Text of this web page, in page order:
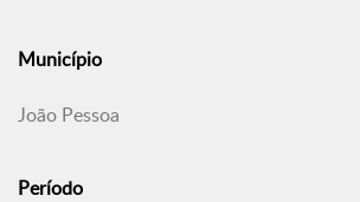
Município
João Pessoa
Período